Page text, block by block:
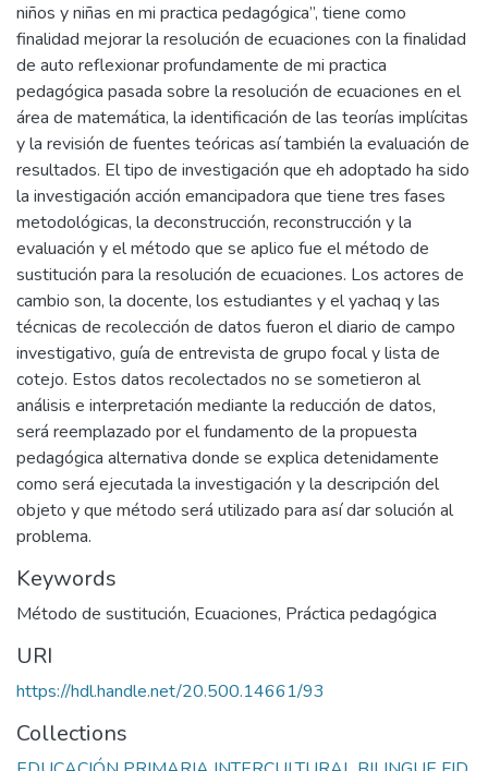
niños y niñas en mi practica pedagógica”, tiene como
finalidad mejorar la resolución de ecuaciones con la finalidad
de auto reflexionar profundamente de mi practica
pedagógica pasada sobre la resolución de ecuaciones en el
área de matemática, la identificación de las teorías implícitas
y la revisión de fuentes teóricas así también la evaluación de
resultados. El tipo de investigación que eh adoptado ha sido
la investigación acción emancipadora que tiene tres fases
metodológicas, la deconstrucción, reconstrucción y la
evaluación y el método que se aplico fue el método de
sustitución para la resolución de ecuaciones. Los actores de
cambio son, la docente, los estudiantes y el yachaq y las
técnicas de recolección de datos fueron el diario de campo
investigativo, guía de entrevista de grupo focal y lista de
cotejo. Estos datos recolectados no se sometieron al
análisis e interpretación mediante la reducción de datos,
será reemplazado por el fundamento de la propuesta
pedagógica alternativa donde se explica detenidamente
como será ejecutada la investigación y la descripción del
objeto y que método será utilizado para así dar solución al
problema.
Keywords
Método de sustitución, Ecuaciones, Práctica pedagógica
URI
https://hdl.handle.net/20.500.14661/93
Collections